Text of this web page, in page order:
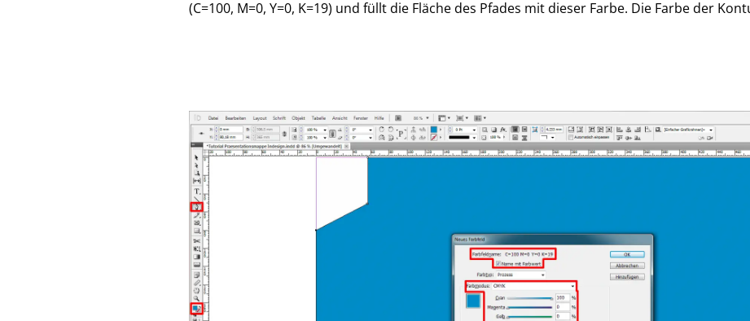
(C=100, M=0, Y=0, K=19) und füllt die Fläche des Pfades mit dieser Farbe. Die Farbe der